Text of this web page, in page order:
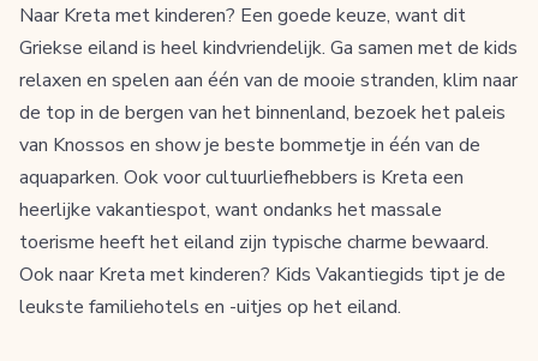
Naar Kreta met kinderen? Een goede keuze, want dit
Griekse eiland is heel kindvriendelijk. Ga samen met de kids
relaxen en spelen aan één van de mooie stranden, klim naar
de top in de bergen van het binnenland, bezoek het paleis
van Knossos en show je beste bommetje in één van de
aquaparken. Ook voor cultuurliefhebbers is Kreta een
heerlijke vakantiespot, want ondanks het massale
toerisme heeft het eiland zijn typische charme bewaard.
Ook naar Kreta met kinderen? Kids Vakantiegids tipt je de
leukste familiehotels en -uitjes op het eiland.